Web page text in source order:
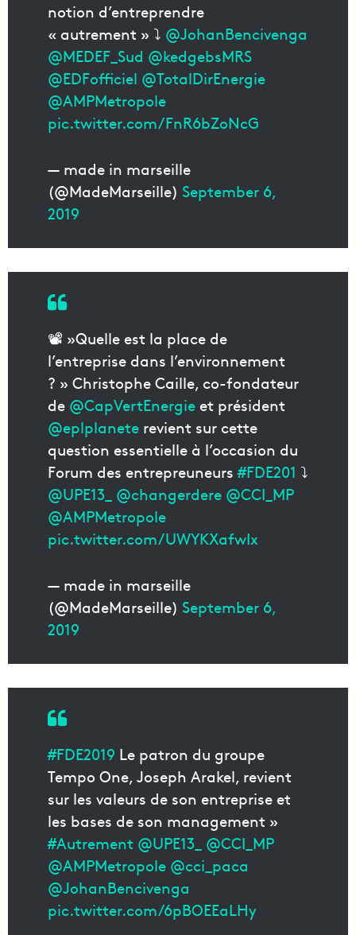
notion d’entreprendre
« autrement » ⤵️ @JohanBencivenga
@MEDEF_Sud @kedgebsMRS
@EDFofficiel @TotalDirEnergie
@AMPMetropole
pic.twitter.com/FnR6bZoNcG
— made in marseille
(@MadeMarseille) September 6,
2019
📽️ »Quelle est la place de
l’entreprise dans l’environnement
? » Christophe Caille, co-fondateur
de @CapVertEnergieet président
@eplplanete revient sur cette
question essentielle à l’occasion du
Forum des entrepreuneurs#FDE201 ⤵️
@UPE13_ @changerdere @CCI_MP
@AMPMetropole
pic.twitter.com/UWYKXafwIx
— made in marseille
(@MadeMarseille) September 6,
2019
#FDE2019 Le patron du groupe
Tempo One, Joseph Arakel, revient
sur les valeurs de son entreprise et
les bases de son management »
#Autrement @UPE13_ @CCI_MP
@AMPMetropole @cci_paca
@JohanBencivenga
pic.twitter.com/6pBOEEaLHy